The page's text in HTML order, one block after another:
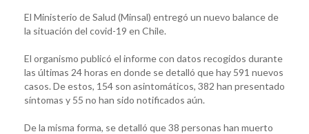
El Ministerio de Salud (Minsal) entregó un nuevo balance de
la situación del covid-19 en Chile.
El organismo publicó el informe con datos recogidos durante
las últimas 24 horas en donde se detalló que hay 591 nuevos
casos. De estos, 154 son asintomáticos, 382 han presentado
síntomas y 55 no han sido notificados aún.
De la misma forma, se detalló que 38 personas han muerto